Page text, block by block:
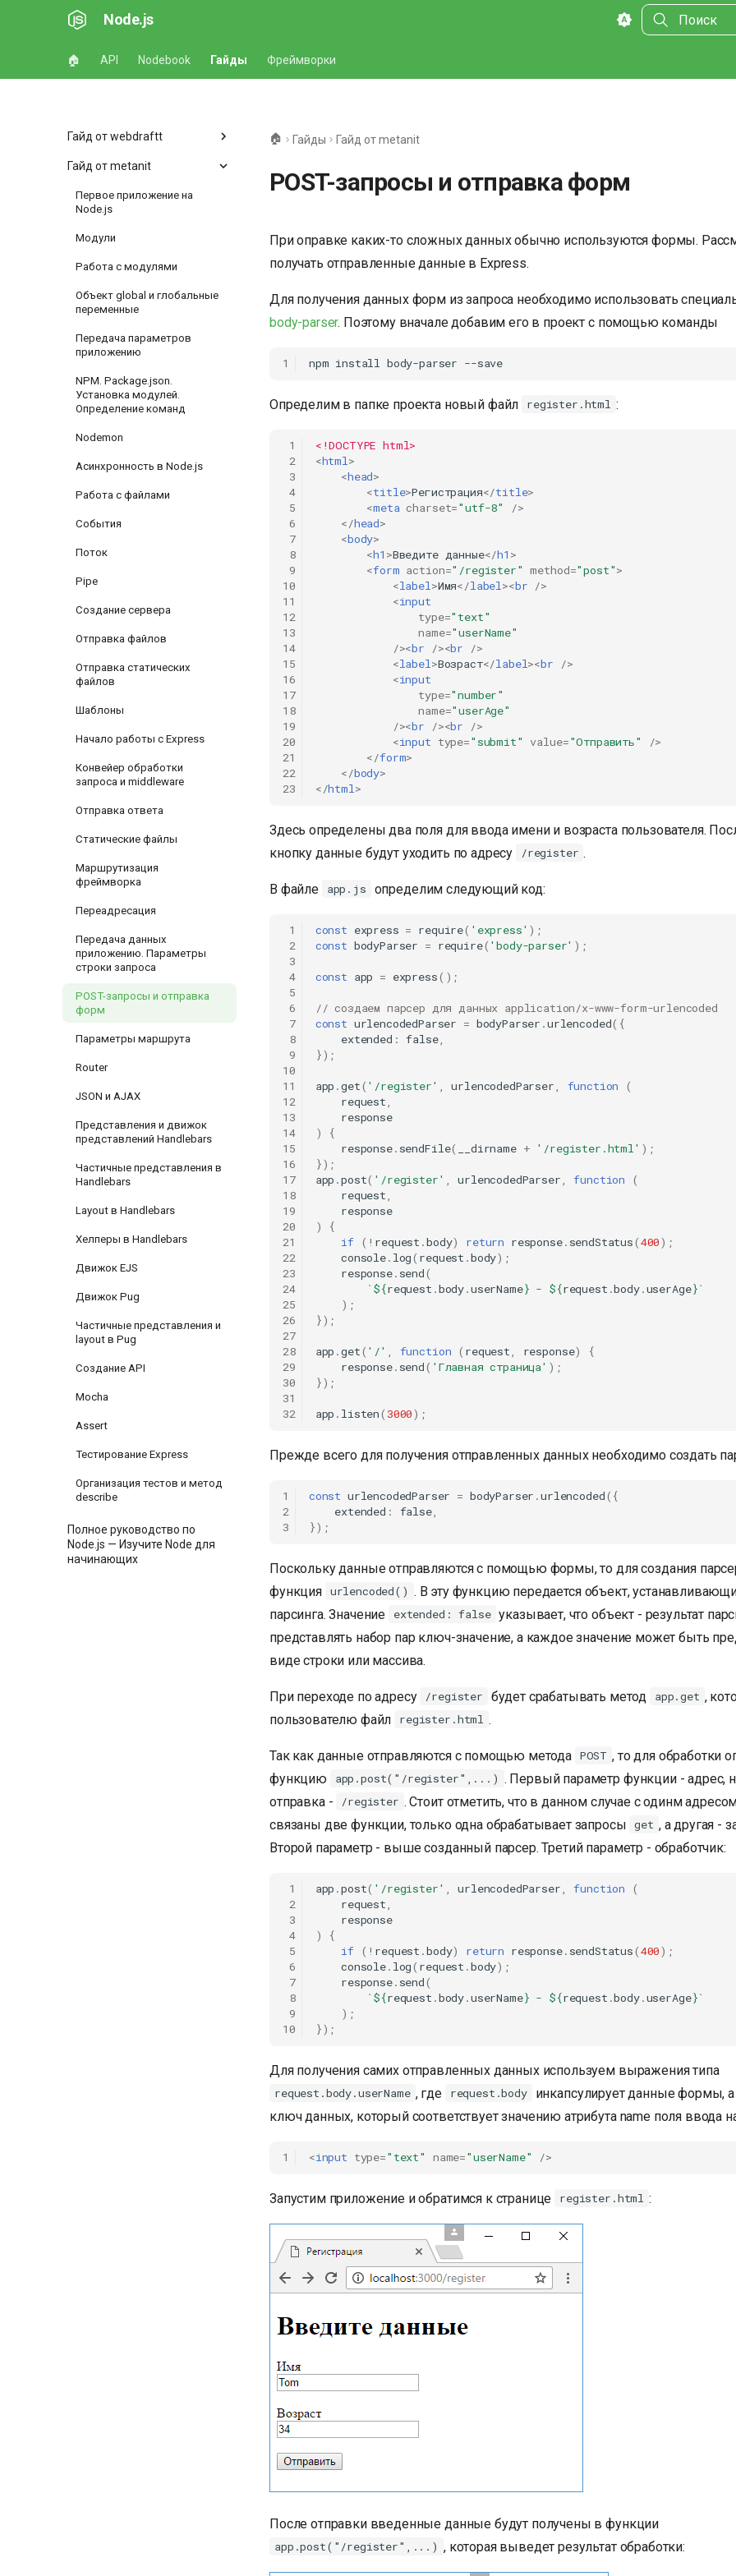
Node.js
🏠 API Nodebook Гайды Фреймворки
Гайд от webdraftt
Гайд от metanit
Первое приложение на
Node.js
Модули
Работа с модулями
Объект global и глобальные
переменные
Передача параметров
приложению
NPM. Package.json.
Установка модулей.
Определение команд
Nodemon
Асинхронность в Node.js
Работа с файлами
События
Поток
Pipe
Создание сервера
Отправка файлов
Отправка статических
файлов
Шаблоны
Начало работы с Express
Конвейер обработки
запроса и middleware
Отправка ответа
Статические файлы
Маршрутизация
фреймворка
Переадресация
Передача данных
приложению. Параметры
строки запроса
POST-запросы и отправка
форм
Параметры маршрута
Router
JSON и AJAX
Представления и движок
представлений Handlebars
Частичные представления в
Handlebars
Layout в Handlebars
Хелперы в Handlebars
Движок EJS
Движок Pug
Частичные представления и
layout в Pug
Создание API
Mocha
Assert
Тестирование Express
Организация тестов и метод
describe
Полное руководство по
Node.js — Изучите Node для
начинающих
🏠 Гайды Гайд от metanit
POST-запросы и отправка форм
При оправке каких-то сложных данных обычно используются формы.
получать отправленные данные в Express.
Для получения данных форм из запроса необходимо использовать
body-parser. Поэтому вначале добавим его в проект с помощью команды
1
Определим в папке проекта новый файл register.html :
1
2
3
4
5
6
7
8
9
10
11
12
13
14
15
16
17
18
19
20
21
22
23
<!DOCTYPE html>
<html>
<head>
<title>Регистрация</title>
<meta charset="utf-8"
/>
</head>
<body>
<h1 >Введите данные</h1 >
<form action="/register" method="post">
<label>Имя</label><br />
<input
type="text"
name="userName"
/><br /><br
/>
<label>Возраст</label><br
/>
<input
type="number"
name="userAge"
/><br /><br
/>
<input type="submit" value="Отправить"
/>
</form>
</body>
</html>
Здесь определены два поля для ввода имени и возраста пользователя.
кнопку данные будут уходить по адресу
/register .
В файле app.js определим следующий код:
1
2
3
4
5
6
7
8
9
10
11
12
13
14
15
16
17
18
19
20
21
22
23
24
25
26
27
28
29
30
31
32
const express = require( 'express' );
const bodyParser = require( 'body-parser' );
const app = express();
// создаем парсер для данных application/x-www-form-urlencoded
const urlencodedParser = bodyParser .urlencoded({
extended : false,
});
app .get( '/register' , urlencodedParser, function
(
request,
response
)
{
response. sendFile( __dirname + '/register.html' );
});
app .post( '/register' , urlencodedParser, function
(
request,
response
)
{
if ( ! request .body) return response. sendStatus(400);
console. log( request .body);
response. send(
` ${request .body.userName} - ${request .body.userAge}`
);
});
app .get( '/' , function ( request, response)
{
response. send( 'Главная страница' );
});
app . listen( 3000);
Прежде всего для получения отправленных данных необходимо создать
1
2
3
const urlencodedParser = bodyParser .urlencoded({
extended : false,
});
Поскольку данные отправляются с помощью формы, то для создания
функция urlencoded() . В эту функцию передается объект,
парсинга. Значение
extended: false указывает, что объект - результат
представлять набор пар ключ-значение, а каждое значение может быть
виде строки или массива.
При переходе по адресу /register будет срабатывать метод app.get ,
пользователю файл
register.html .
Так как данные отправляются с помощью метода POST , то для обработки
функцию
app.post("/register",...) . Первый параметр функции - адрес,
отправка -
/register . Стоит отметить, что в данном случае с одинм
связаны две функции, только одна обрабатывает запросы get , а другая -
Второй параметр - выше созданный парсер. Третий параметр - обработчик:
1
2
3
4
5
6
7
8
9
10
app .post( '/register' , urlencodedParser, function
(
request,
response
)
{
if ( ! request .body) return response. sendStatus(400);
console. log( request .body);
response. send(
` ${request .body.userName} - ${request .body.userAge}`
);
});
Для получения самих отправленных данных используем выражения типа
request.body.userName , где request.body инкапсулирует данные формы, а
ключ данных, который соответствует значению атрибута name поля ввода
1 <input type="text" name="userName" />
Запустим приложение и обратимся к странице register.html :
После отправки введенные данные будут получены в функции
app.post("/register",...) , которая выведет результат обработки: